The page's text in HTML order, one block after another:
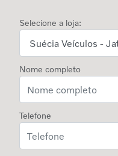
Selecione a loja:
Nome completo
Telefone